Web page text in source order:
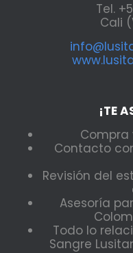
Tel.
Cali
¡TE
Compra
Contacto
Revisión del
Asesoría
Todo lo
Sangre